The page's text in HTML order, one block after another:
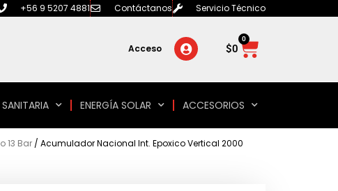
+56 9 5207 4881 Contáctanos Servicio Técnico
Acceso $0
0
Carrito
ENERGÍA SOLAR ACCESORIOS
13 Bar / Acumulador Nacional Int. Epoxico Vertical 2000